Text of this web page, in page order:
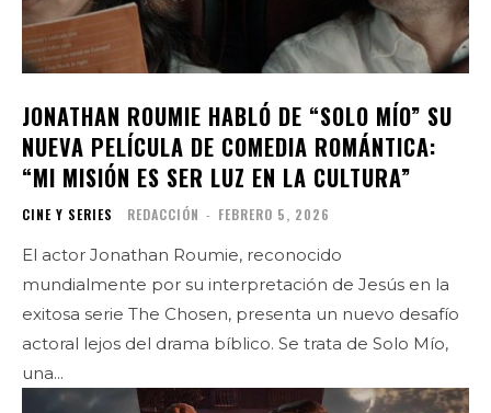
JONATHAN ROUMIE HABLÓ DE “SOLO MÍO” SU
NUEVA PELÍCULA DE COMEDIA ROMÁNTICA:
“MI MISIÓN ES SER LUZ EN LA CULTURA”
CINE Y SERIES REDACCIÓN - FEBRERO 5, 2026
El actor Jonathan Roumie, reconocido
mundialmente por su interpretación de Jesús en la
exitosa serie The Chosen, presenta un nuevo desafío
actoral lejos del drama bíblico. Se trata de Solo Mío,
una...